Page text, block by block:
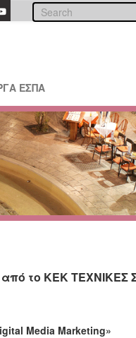
ΕΣΠΑ
από το ΚΕΚ ΤΕΧΝΙΚΕΣ
Media Marketing»